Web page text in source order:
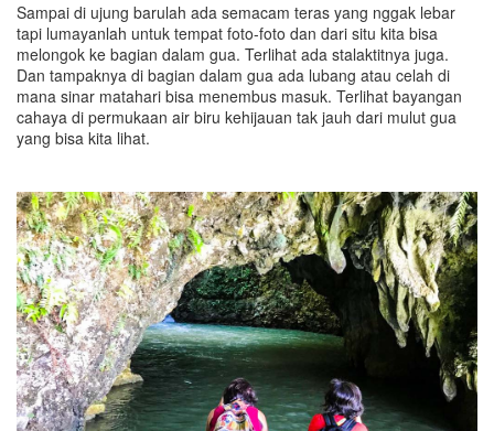
Sampai di ujung barulah ada semacam teras yang nggak lebar
tapi lumayanlah untuk tempat foto-foto dan dari situ kita bisa
melongok ke bagian dalam gua. Terlihat ada stalaktitnya juga.
Dan tampaknya di bagian dalam gua ada lubang atau celah di
mana sinar matahari bisa menembus masuk. Terlihat bayangan
cahaya di permukaan air biru kehijauan tak jauh dari mulut gua
yang bisa kita lihat.